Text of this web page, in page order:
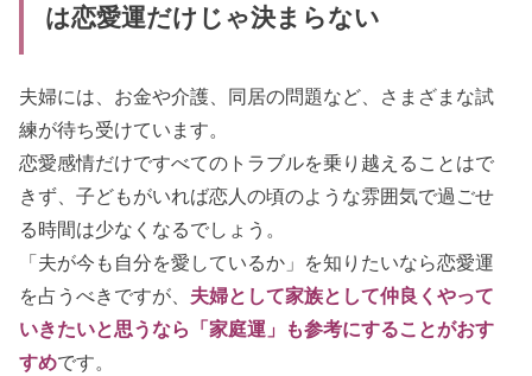
は恋愛運だけじゃ決まらない
夫婦には、お金や介護、同居の問題など、さまざまな試
練が待ち受けています。
恋愛感情だけですべてのトラブルを乗り越えることはで
きず、子どもがいれば恋人の頃のような雰囲気で過ごせ
る時間は少なくなるでしょう。
「夫が今も自分を愛しているか」を知りたいなら恋愛運
を占うべきですが、 夫婦として家族として仲良くやって
いきたいと思うなら「家庭運」も参考にすることがおす
すめです。